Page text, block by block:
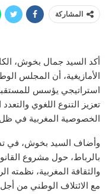
المشاركة
أكد السيد جمال بخوش،
الأمازيغية، أن المجلس
استراتيجي يؤسس
تعزيز التنوع اللغوي
الخصوصية المغربية في ظل
وأضاف السيد بخوش، في
بالرباط، حول مشروع
والثقافة المغربية، نظمته
مع الائتلاف الوطني من